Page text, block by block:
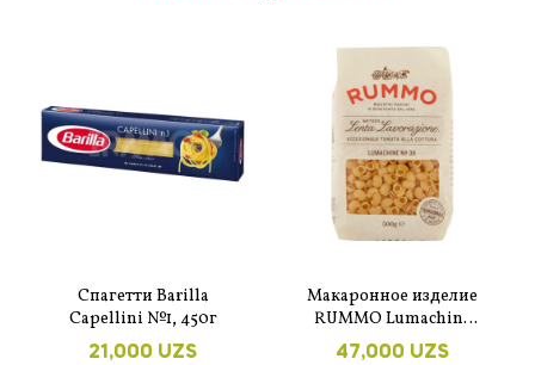
Спагетти Barilla
Capellini №1, 450г
21,000 UZS
Макаронное изделие
RUMMO Lumachine
№39 500 г
47,000 UZS